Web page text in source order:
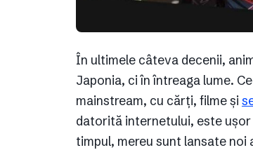
În ultimele câteva decenii,
Japonia, ci în întreaga lume.
mainstream, cu cărți, filme și
datorită internetului, este ușor
timpul, mereu sunt lansate